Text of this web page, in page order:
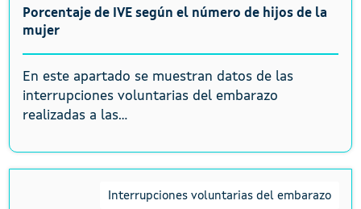
Porcentaje de IVE según el número de hijos de la
mujer
En este apartado se muestran datos de las
interrupciones voluntarias del embarazo
realizadas a las...
Interrupciones voluntarias del embarazo